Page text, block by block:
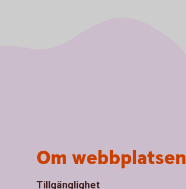
Om webbplatsen
Tillgänglighet